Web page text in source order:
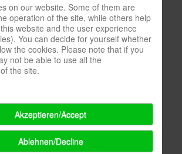
on our website. Some of them are
operation of the site, while others help
website and the user experience
You can decide for yourself whether
the cookies. Please note that if you
not be able to use all the
the site.
Akzeptieren/Accept
Ablehnen/Decline